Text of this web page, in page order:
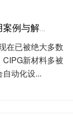
在已被绝大多数
新材料多被
动化设...